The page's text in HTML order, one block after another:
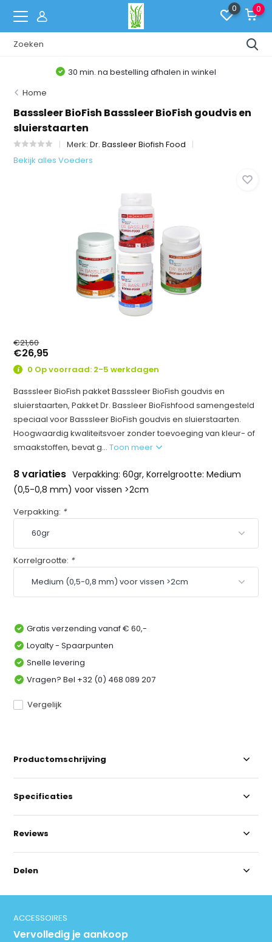
0 0
30 min. na bestelling afhalen in winkel
Home
Basssleer BioFish Basssleer BioFish goudvis en
sluierstaarten
Merk:Dr. Bassleer Biofish Food
Bekijk alles Voeders
€21,60
€26,95
0 Op voorraad: 2-5 werkdagen
Basssleer BioFish pakket Basssleer BioFish goudvis en
sluierstaarten, Pakket Dr. Bassleer BioFishfood samengesteld
speciaal voor Basssleer BioFish goudvis en sluierstaarten.
Hoogwaardig kwaliteitsvoer zonder toevoeging van kleur- of
smaakstoffen, bevat g...Toon meer
8 variaties Verpakking: 60gr, Korrelgrootte: Medium
(0,5-0,8 mm) voor vissen >2cm
Verpakking: *
Korrelgrootte: *
Gratis verzending vanaf € 60,-
Loyalty - Spaarpunten
Snelle levering
Vragen? Bel +32 (0) 468 089 207
Vergelijk
Productomschrijving
Specificaties
Reviews
Delen
ACCESSOIRES
Vervolledig je aankoop